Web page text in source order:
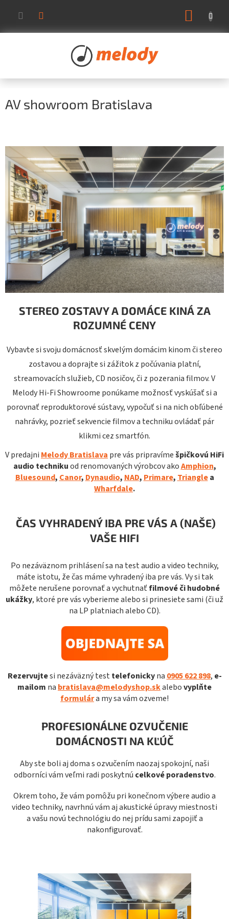
obsah
AV showroom Bratislava
STEREO ZOSTAVY A DOMÁCE KINÁ ZA
ROZUMNÉ CENY
Vybavte si svoju domácnosť skvelým domácim kinom či stereo
zostavou a doprajte si zážitok z počúvania platní,
streamovacích služieb, CD nosičov, či z pozerania filmov. V
Melody Hi-Fi Showroome ponúkame možnosť vyskúšať si a
porovnať reproduktorové sústavy, vypočuť si na nich obľúbené
nahrávky, pozrieť sekvencie filmov a techniku ovládať pár
klikmi cez smartfón.
V predajni Melody Bratislava pre vás pripravímešpičkovú HiFi
audio technikuod renomovaných výrobcov akoAmphion,
Bluesound, Canor, Dynaudio, NAD, Primare, Trianglea
Wharfdale.
ČAS VYHRADENÝ IBA PRE VÁS A (NAŠE)
VAŠE HIFI
Po nezáväznom prihlásení sa na test audio a video techniky,
máte istotu, že čas máme vyhradený iba pre vás. Vy si tak
môžete nerušene porovnať avychutnaťfilmové či hudobné
ukážky, ktoré pre vás vyberieme alebo si prinesiete sami (či už
na LP platniach alebo CD).
Rezervujtesi nezáväzný test telefonickyna 0905 622 898, e-
mailom na bratislava@melodyshop.skalebovyplňte
formulára my sa vám ozveme!
PROFESIONÁLNE OZVUČENIE
DOMÁCNOSTI NA KĽÚČ
Aby ste boli aj doma s ozvučením naozaj spokojní, naši
odborníci vám veľmi radi poskytnú celkové poradenstvo.
Okrem toho, že vám pomôžu pri konečnom výbere audio a
video techniky, navrhnú vám aj akustické úpravy miestnosti
a vašu novú technológiu do nej prídu sami zapojiť a
nakonfigurovať.